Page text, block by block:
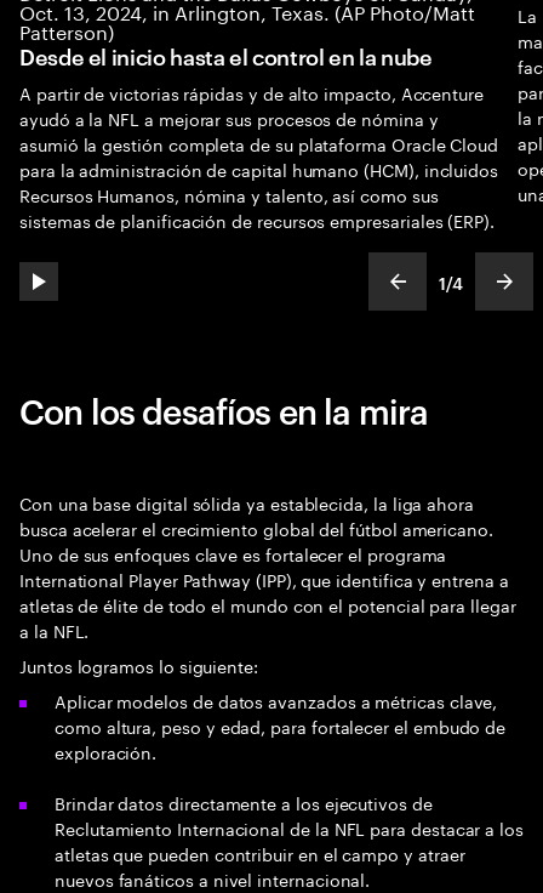
play automatic slide show show previous
slideText
1
ofText
/4
Desde el inicio hasta el control en la nube
A partir de victorias rápidas y de alto impacto, Accenture
ayudó a la NFL a mejorar sus procesos de nómina y
asumió la gestión completa de su plataforma Oracle Cloud
para la administración de capital humano (HCM), incluidos
Recursos Humanos, nómina y talento, así como sus
sistemas de planificación de recursos empresariales (ERP).
la
Con los desafíos en la mira
Con una base digital sólida ya establecida, la liga ahora
busca acelerar el crecimiento global del fútbol americano.
Uno de sus enfoques clave es fortalecer el programa
International Player Pathway (IPP), que identifica y entrena a
atletas de élite de todo el mundo con el potencial para llegar
a la NFL.
Juntos logramos lo siguiente:
Aplicar modelos de datos avanzados a métricas clave,
como altura, peso y edad, para fortalecer el embudo de
exploración.
Brindar datos directamente a los ejecutivos de
Reclutamiento Internacional de la NFL para destacar a los
atletas que pueden contribuir en el campo y atraer
nuevos fanáticos a nivel internacional.